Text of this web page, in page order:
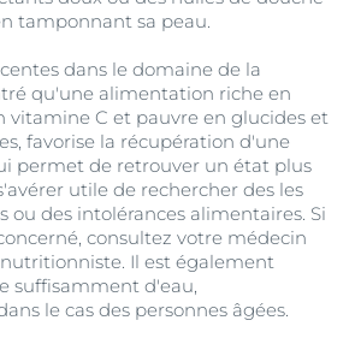
tamponnant sa peau.
dans le domaine de la
qu'une alimentation riche en
vitamine C et pauvre en glucides et
favorise la récupération d'une
permet de retrouver un état plus
utile de rechercher des les
ou des intolérances alimentaires. Si
consultez votre médecin
Il est également
suffisamment d'eau,
le cas des personnes âgées.